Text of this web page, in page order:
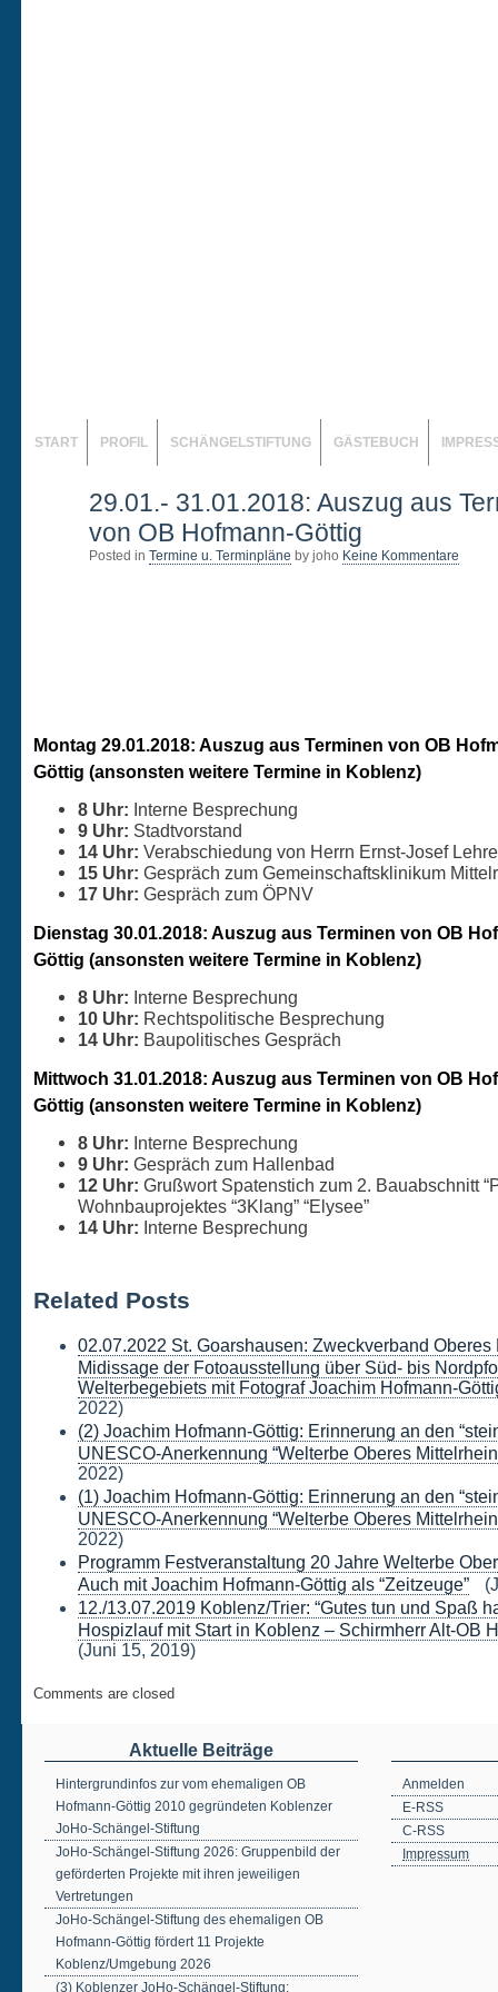
START PROFIL SCHÄNGELSTIFTUNG GÄSTEBUCH
29.01.- 31.01.2018: Auszug aus
von OB Hofmann-Göttig
Posted in Termine u. Terminpläne by joho Keine Kommentare
Montag 29.01.2018: Auszug aus Terminen von OB
Göttig (ansonsten weitere Termine in Koblenz)
8 Uhr: Interne Besprechung
9 Uhr: Stadtvorstand
14 Uhr: Verabschiedung von Herrn Ernst-Josef
15 Uhr: Gespräch zum Gemeinschaftsklinikum
17 Uhr: Gespräch zum ÖPNV
Dienstag 30.01.2018: Auszug aus Terminen von OB
Göttig (ansonsten weitere Termine in Koblenz)
8 Uhr: Interne Besprechung
10 Uhr: Rechtspolitische Besprechung
14 Uhr: Baupolitisches Gespräch
Mittwoch 31.01.2018: Auszug aus Terminen von OB
Göttig (ansonsten weitere Termine in Koblenz)
8 Uhr: Interne Besprechung
9 Uhr: Gespräch zum Hallenbad
12 Uhr: Grußwort Spatenstich zum 2. Bauabschnitt
Wohnbauprojektes “3Klang” “Elysee”
14 Uhr: Interne Besprechung
Related Posts
02.07.2022 St. Goarshausen: Zweckverband Oberes
Midissage der Fotoausstellung über Süd- bis
Welterbegebiets mit Fotograf Joachim Hofmann-
2022)
(2) Joachim Hofmann-Göttig: Erinnerung an den
UNESCO-Anerkennung “Welterbe Oberes
2022)
(1) Joachim Hofmann-Göttig: Erinnerung an den
UNESCO-Anerkennung “Welterbe Oberes
2022)
Programm Festveranstaltung 20 Jahre Welterbe
Auch mit Joachim Hofmann-Göttig als “Zeitzeuge”
12./13.07.2019 Koblenz/Trier: “Gutes tun und Spaß
Hospizlauf mit Start in Koblenz – Schirmherr Alt-OB
(Juni 15, 2019)
Comments are closed
Aktuelle Beiträge
Hintergrundinfos zur vom ehemaligen OB
Hofmann-Göttig 2010 gegründeten Koblenzer
JoHo-Schängel-Stiftung
JoHo-Schängel-Stiftung 2026: Gruppenbild der
geförderten Projekte mit ihren jeweiligen
Vertretungen
JoHo-Schängel-Stiftung des ehemaligen OB
Hofmann-Göttig fördert 11 Projekte
Koblenz/Umgebung 2026
(3) Koblenzer JoHo-Schängel-Stiftung:
Anmelden
E-RSS
C-RSS
Impressum